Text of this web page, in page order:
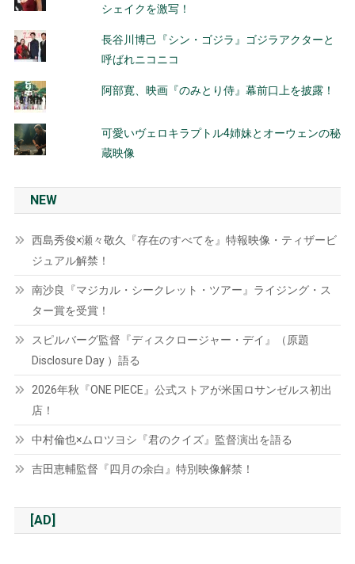
シェイクを激写！
長谷川博己『シン・ゴジラ』ゴジラアクターと
呼ばれニコニコ
阿部寛、映画『のみとり侍』幕前口上を披露！
可愛いヴェロキラプトル4姉妹とオーウェンの秘
蔵映像
NEW
西島秀俊×瀬々敬久『存在のすべてを』特報映像・ティザービ
ジュアル解禁！
南沙良『マジカル・シークレット・ツアー』ライジング・ス
ター賞を受賞！
スピルバーグ監督『ディスクロージャー・デイ』（原題
Disclosure Day ）語る
2026年秋『ONE PIECE』公式ストアが米国ロサンゼルス初出
店！
中村倫也×ムロツヨシ『君のクイズ』監督演出を語る
吉田恵輔監督『四月の余白』特別映像解禁！
[AD]